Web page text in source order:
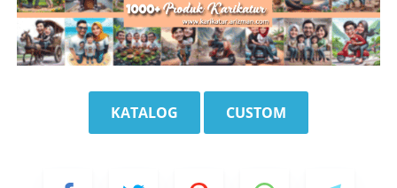
KATALOG CUSTOM